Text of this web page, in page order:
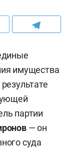
имущества
партии
— он
суда